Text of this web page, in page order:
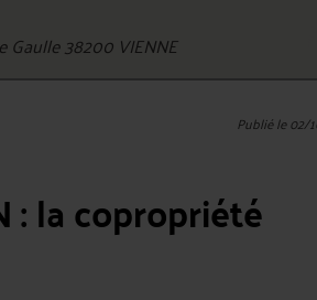
Gaulle 38200 VIENNE
Publié le 02/
: la copropriété